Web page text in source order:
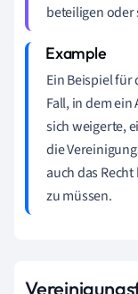
beteiligen oder
Ein Beispiel für
Fall, in dem
sich weigerte,
die
auch das
zu müssen.